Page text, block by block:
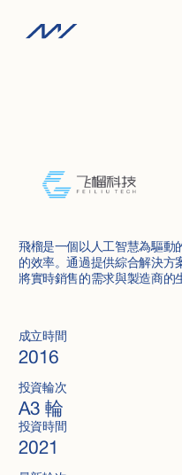
飛榴是一個以人工智慧為驅動
的效率。通過提供綜合解決方
將實時銷售的需求與製造商的
成立時間
2016
投資輪次
A3 輪
投資時間
2021